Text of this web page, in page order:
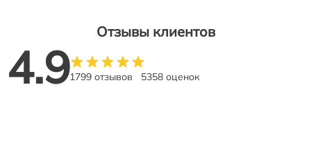
Отзывы клиентов
4.91799 отзывов 5358 оценок